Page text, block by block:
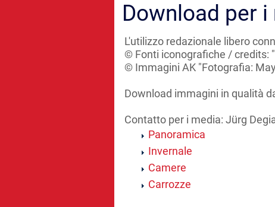
Download per i
L'utilizzo redazionale libero
© Fonti iconografiche / credits:
© Immagini AK "Fotografia:
Download immagini in qualità
Contatto per i media: Jürg
Panoramica
Invernale
Camere
Carrozze